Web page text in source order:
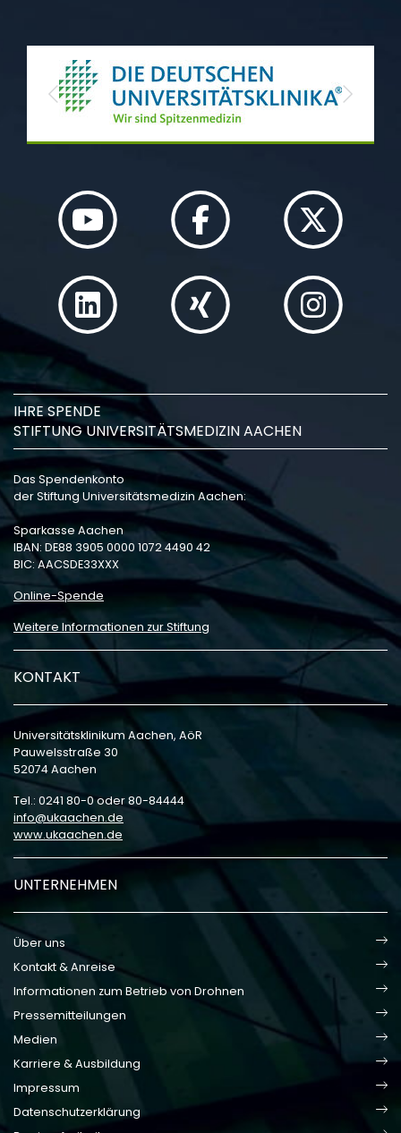
Previous Next
IHRE SPENDE
STIFTUNG UNIVERSITÄTSMEDIZIN AACHEN
Das Spendenkonto
der Stiftung Universitätsmedizin Aachen:
Sparkasse Aachen
IBAN: DE88 3905 0000 1072 4490 42
BIC: AACSDE33XXX
Online-Spende
Weitere Informationen zur Stiftung
KONTAKT
Universitätsklinikum Aachen, AöR
Pauwelsstraße 30
52074 Aachen
Tel.: 0241 80-0 oder 80-84444
info
ukaachen de
www.ukaachen.de
UNTERNEHMEN
Über uns
Kontakt & Anreise
Informationen zum Betrieb von Drohnen
Pressemitteilungen
Medien
Karriere & Ausbildung
Impressum
Datenschutzerklärung